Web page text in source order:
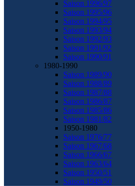
Saison 1996/97
Saison 1995/96
Saison 1994/95
Saison 1993/94
Saison 1992/93
Saison 1991/92
Saison 1990/91
1980-1990
Saison 1989/90
Saison 1988/89
Saison 1987/88
Saison 1986/87
Saison 1985/86
Saison 1981/82
1950-1980
Saison 1976/77
Saison 1967/68
Saison 1966/67
Saison 1963/64
Saison 1950/51
Saison 1949/50